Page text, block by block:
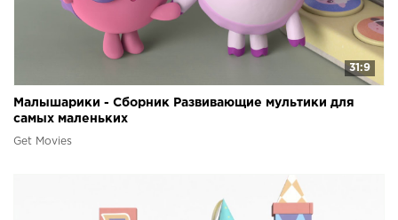
31:9
Малышарики - Сборник Развивающие мультики для
самых маленьких
Get Movies